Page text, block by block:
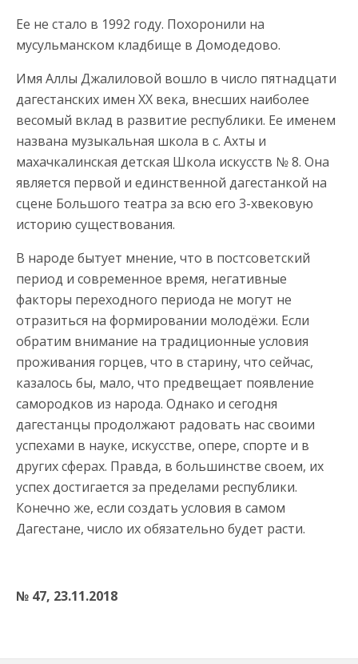
Ее не стало в 1992 году. Похоронили на
мусульманском кладбище в Домодедово.
Имя Аллы Джалиловой вошло в число пятнадцати
дагестанских имен XX века, внесших наиболее
весомый вклад в развитие республики. Ее именем
названа музыкальная школа в с. Ахты и
махачкалинская детская Школа искусств № 8. Она
является первой и единственной дагестанкой на
сцене Большого театра за всю его 3-хвековую
историю существования.
В народе бытует мнение, что в постсоветский
период и современное время, негативные
факторы переходного периода не могут не
отразиться на формировании молодёжи. Если
обратим внимание на традиционные условия
проживания горцев, что в старину, что сейчас,
казалось бы, мало, что предвещает появление
самородков из народа. Однако и сегодня
дагестанцы продолжают радовать нас своими
успехами в науке, искусстве, опере, спорте и в
других сферах. Правда, в большинстве своем, их
успех достигается за пределами республики.
Конечно же, если создать условия в самом
Дагестане, число их обязательно будет расти.
№ 47, 23.11.2018